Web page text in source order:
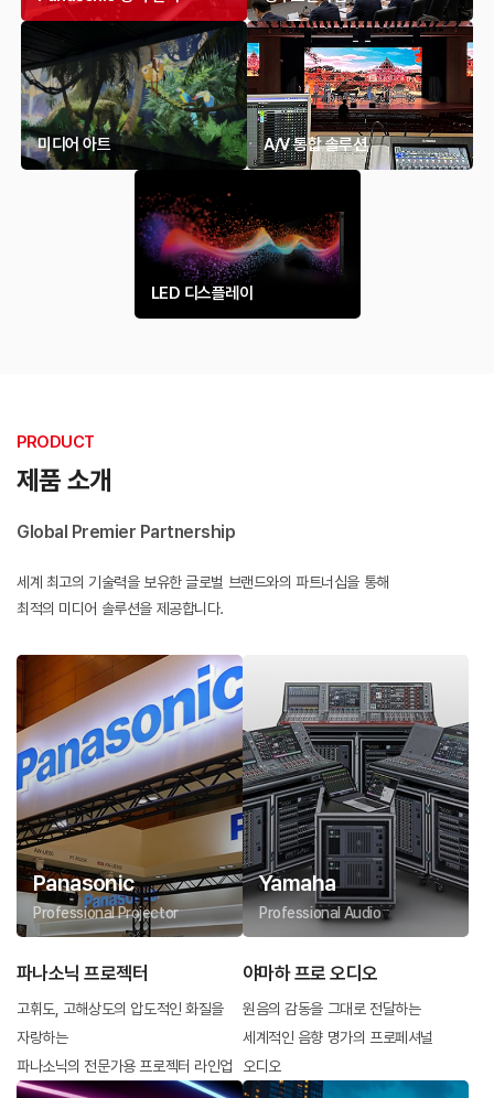
미디어 아트 A/V 통합 솔루션
LED 디스플레이
PRODUCT
제품 소개
Global Premier Partnership
세계 최고의 기술력을 보유한 글로벌 브랜드와의 파트너십을 통해
최적의 미디어 솔루션을 제공합니다.
Panasonic
Professional Projector
파나소닉 프로젝터
고휘도, 고해상도의 압도적인 화질을
자랑하는
파나소닉의 전문가용 프로젝터 라인업
Yamaha
Professional Audio
야마하 프로 오디오
원음의 감동을 그대로 전달하는
세계적인 음향 명가의 프로페셔널
오디오